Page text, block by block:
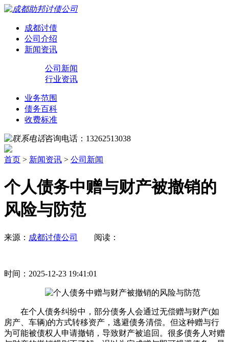
成都讨债
公司介绍
新闻资讯
公司新闻
行业资讯
业务范围
债务百科
收费标准
咨询电话： 13262513038
首页 > 新闻资讯 > 公司新闻
个人债务中赠与财产被撤销的
风险与防范
来源： 成都讨债公司 阅读：
时间：2025-12-23 19:41:01
在个人债务纠纷中，部分债务人会通过无偿赠与财产(如
房产、车辆)的方式转移资产，逃避债务清偿。但这种赠与行
为可能被债权人申请撤销，导致财产被追回。很多债务人对赠